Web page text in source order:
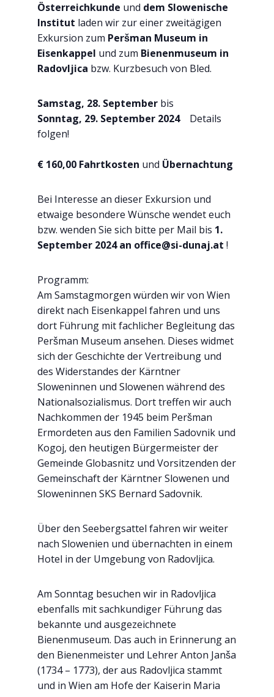
Österreichkunde und dem Slowenische
Institut laden wir zur einer zweitägigen
Exkursion zum Peršman Museum in
Eisenkappel und zum Bienenmuseum in
Radovljica bzw. Kurzbesuch von Bled.
Samstag, 28. September bis
Sonntag, 29. September 2024 Details
folgen!
€ 160,00 Fahrtkosten und Übernachtung
Bei Interesse an dieser Exkursion und
etwaige besondere Wünsche wendet euch
bzw. wenden Sie sich bitte per Mail bis 1.
September 2024 an office@si-dunaj.at !
Programm:
Am Samstagmorgen würden wir von Wien
direkt nach Eisenkappel fahren und uns
dort Führung mit fachlicher Begleitung das
Peršman Museum ansehen. Dieses widmet
sich der Geschichte der Vertreibung und
des Widerstandes der Kärntner
Sloweninnen und Slowenen während des
Nationalsozialismus. Dort treffen wir auch
Nachkommen der 1945 beim Peršman
Ermordeten aus den Familien Sadovnik und
Kogoj, den heutigen Bürgermeister der
Gemeinde Globasnitz und Vorsitzenden der
Gemeinschaft der Kärntner Slowenen und
Sloweninnen SKS Bernard Sadovnik.
Über den Seebergsattel fahren wir weiter
nach Slowenien und übernachten in einem
Hotel in der Umgebung von Radovljica.
Am Sonntag besuchen wir in Radovljica
ebenfalls mit sachkundiger Führung das
bekannte und ausgezeichnete
Bienenmuseum. Das auch in Erinnerung an
den Bienenmeister und Lehrer Anton Janša
(1734 – 1773), der aus Radovljica stammt
und in Wien am Hofe der Kaiserin Maria